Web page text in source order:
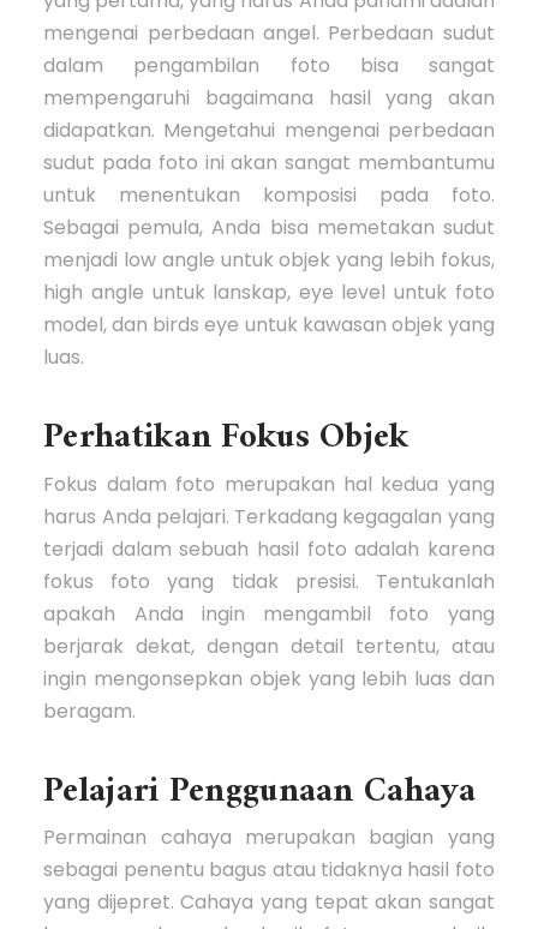
mengenai perbedaan angel. Perbedaan sudut
dalam pengambilan foto bisa sangat
mempengaruhi bagaimana hasil yang akan
didapatkan. Mengetahui mengenai perbedaan
sudut pada foto ini akan sangat membantumu
untuk menentukan komposisi pada foto.
Sebagai pemula, Anda bisa memetakan sudut
menjadi low angle untuk objek yang lebih fokus,
high angle untuk lanskap, eye level untuk foto
model, dan birds eye untuk kawasan objek yang
luas.
Perhatikan Fokus Objek
Fokus dalam foto merupakan hal kedua yang
harus Anda pelajari. Terkadang kegagalan yang
terjadi dalam sebuah hasil foto adalah karena
fokus foto yang tidak presisi. Tentukanlah
apakah Anda ingin mengambil foto yang
berjarak dekat, dengan detail tertentu, atau
ingin mengonsepkan objek yang lebih luas dan
beragam.
Pelajari Penggunaan Cahaya
Permainan cahaya merupakan bagian yang
sebagai penentu bagus atau tidaknya hasil foto
yang dijepret. Cahaya yang tepat akan sangat